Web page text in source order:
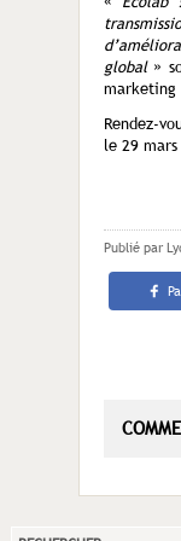
global»
marketing
Rendez-
le 29
Publié par